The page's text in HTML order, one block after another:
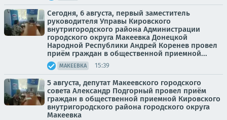
Сегодня, 6 августа, первый заместитель
руководителя Управы Кировского
внутригородского района Администрации
городского округа Макеевка Донецкой
Народной Республики Андрей Коренев провел
приём граждан в общественной приемной...
МАКЕЕВКА 15:39
5 августа, депутат Макеевского городского
совета Александр Подгорный провел приём
граждан в общественной приемной Кировского
внутригородского района городского округа
Макеевка